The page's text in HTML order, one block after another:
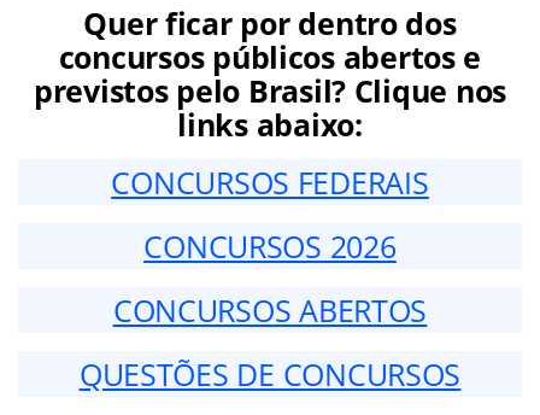
Quer ficar por dentro dos
concursos públicos abertos e
previstos pelo Brasil? Clique nos
links abaixo:
CONCURSOS FEDERAIS
CONCURSOS 2026
CONCURSOS ABERTOS
QUESTÕES DE CONCURSOS